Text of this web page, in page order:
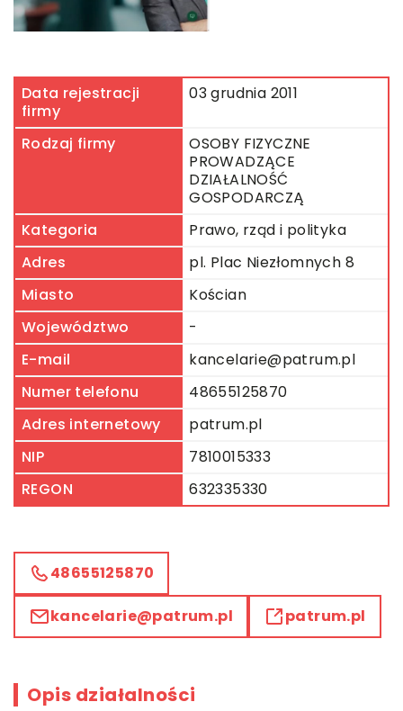
Data rejestracji
firmy
03 grudnia 2011
Rodzaj firmy
OSOBY FIZYCZNE
PROWADZĄCE
DZIAŁALNOŚĆ
GOSPODARCZĄ
Kategoria
Prawo, rząd i polityka
Adres
pl. Plac Niezłomnych 8
Miasto
Kościan
Województwo
-
E-mail
kancelarie@patrum.pl
Numer telefonu
48655125870
Adres internetowy
patrum.pl
NIP
7810015333
REGON
632335330
48655125870
kancelarie@patrum.pl patrum.pl
Opis działalności